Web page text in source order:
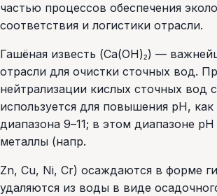
частью процессов обеспечения
соответствия и логистики отрасли.
Гашёная известь (Ca(OH)₂) —
отрасли для очистки сточных вод.
нейтрализации кислых сточных вод
используется для повышения pH,
диапазона 9–11; в этом диапазоне
металлы (напр.
Zn, Cu, Ni, Cr) осаждаются в форме
удаляются из воды в виде